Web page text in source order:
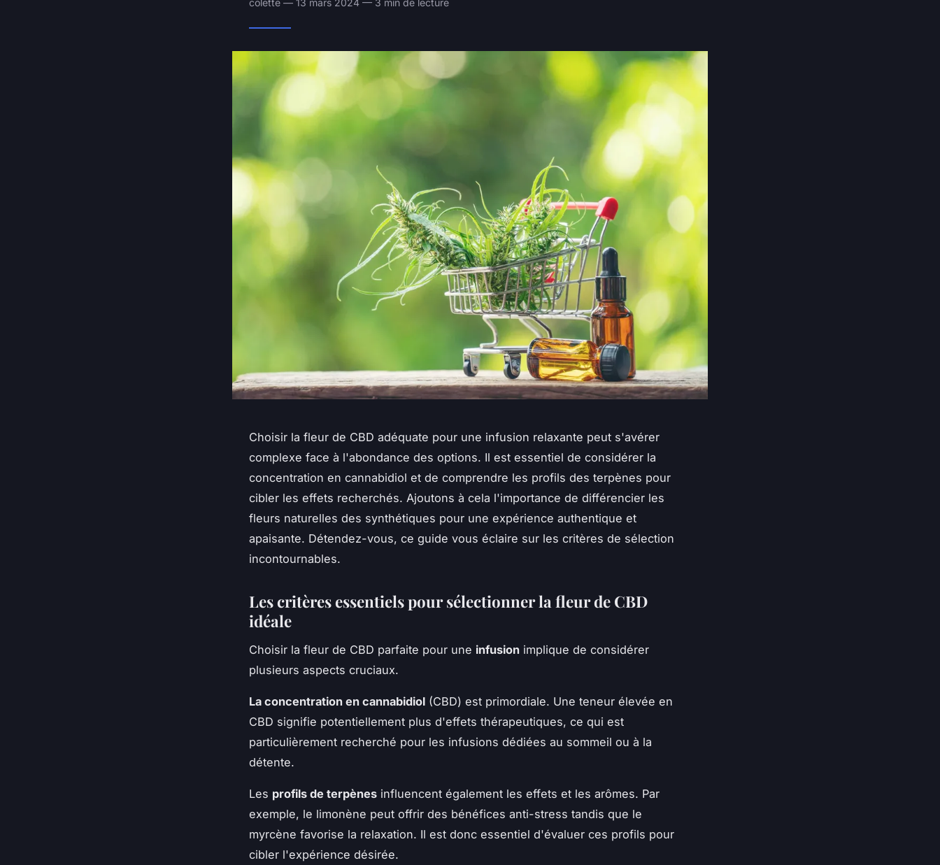
Choisir la fleur de CBD adéquate pour une infusion relaxante peut s'avérer
complexe face à l'abondance des options. Il est essentiel de considérer la
concentration en cannabidiol et de comprendre les profils des terpènes pour
cibler les effets recherchés. Ajoutons à cela l'importance de différencier les
fleurs naturelles des synthétiques pour une expérience authentique et
apaisante. Détendez-vous, ce guide vous éclaire sur les critères de sélection
incontournables.
Les critères essentiels pour sélectionner la fleur de CBD
idéale
Choisir la fleur de CBD parfaite pour une infusion implique de considérer
plusieurs aspects cruciaux.
La concentration en cannabidiol (CBD) est primordiale. Une teneur élevée en
CBD signifie potentiellement plus d'effets thérapeutiques, ce qui est
particulièrement recherché pour les infusions dédiées au sommeil ou à la
détente.
Les profils de terpènes influencent également les effets et les arômes. Par
exemple, le limonène peut offrir des bénéfices anti-stress tandis que le
myrcène favorise la relaxation. Il est donc essentiel d'évaluer ces profils pour
cibler l'expérience désirée.